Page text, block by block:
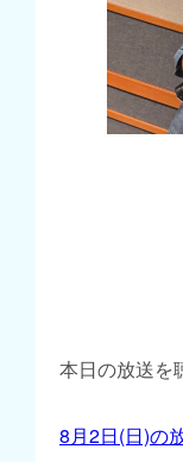
本日の放送を
8月2日(日)の